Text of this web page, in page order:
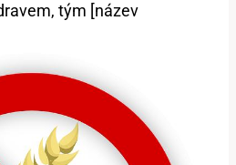
tým [název